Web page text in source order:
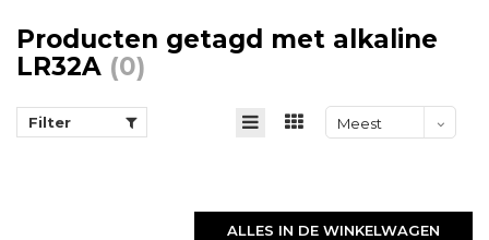
Producten getagd met alkaline
LR32A (0)
Filter
Meest
ALLES IN DE WINKELWAGEN